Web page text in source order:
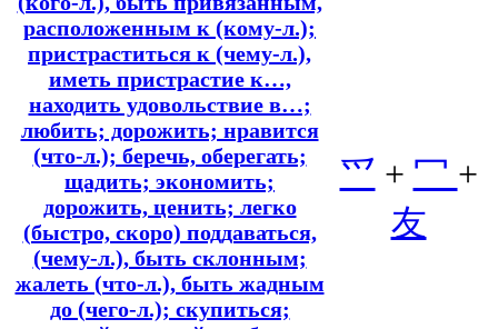
расположенным к (кому-л.);
пристраститься к (чему-л.),
иметь пристрастие к…,
находить удовольствие в…;
любить; дорожить; нравится
(что-л.); беречь, оберегать;
щадить; экономить;
дорожить, ценить; легко
(быстро, скоро) поддаваться,
(чему-л.), быть склонным;
жалеть (что-л.), быть жадным
до (чего-л.); скупиться;
爫 + 冖 +
友